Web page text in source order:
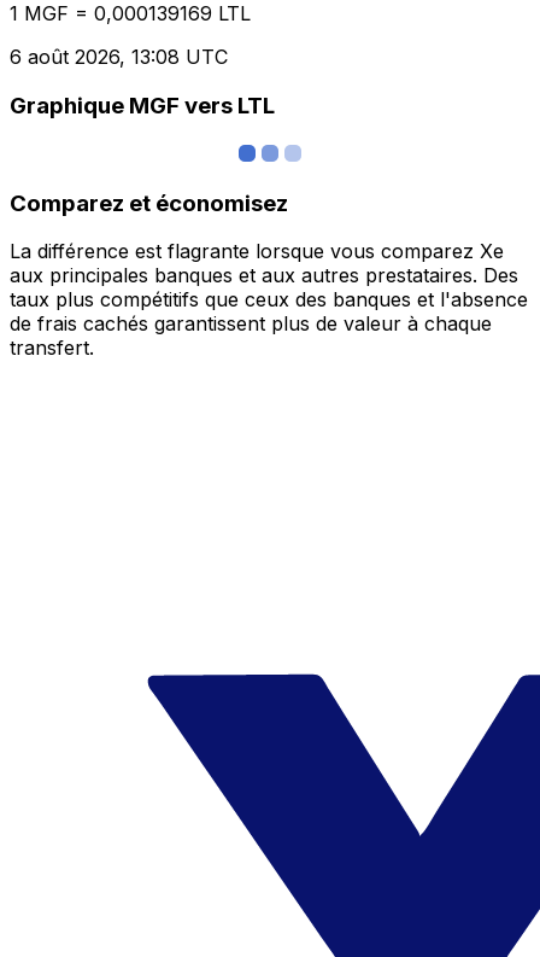
1 MGF = 0,000139169 LTL
6 août 2026, 13:08 UTC
Graphique MGF vers LTL
Comparez et économisez
La différence est flagrante lorsque vous comparez Xe
aux principales banques et aux autres prestataires. Des
taux plus compétitifs que ceux des banques et l'absence
de frais cachés garantissent plus de valeur à chaque
transfert.